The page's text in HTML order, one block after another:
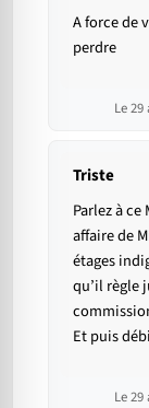
A force de
perdre
Le 29
Triste
Parlez à
affaire de
étages
qu’il règle
Et puis
Le 29